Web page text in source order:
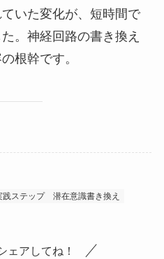
いた変化が、短時間で
。神経回路の書き換え
根幹です。
践ステップ
潜在意識書き換え
ェアしてね！